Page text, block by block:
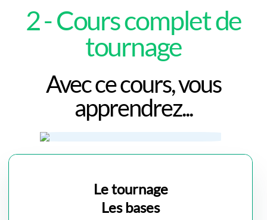
2 - Cours complet de
tournage
Avec ce cours, vous
apprendrez...
Le tournage
Les bases